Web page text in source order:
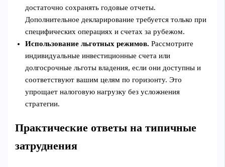
достаточно сохранять годовые отчеты.
Дополнительное декларирование требуется только при
специфических операциях и счетах за рубежом.
Использование льготных режимов. Рассмотрите
индивидуальные инвестиционные счета или
долгосрочные льготы владения, если они доступны и
соответствуют вашим целям по горизонту. Это
упрощает налоговую нагрузку без усложнения
стратегии.
Практические ответы на типичные
затруднения